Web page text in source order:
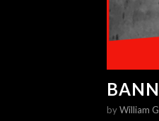
byWilliam